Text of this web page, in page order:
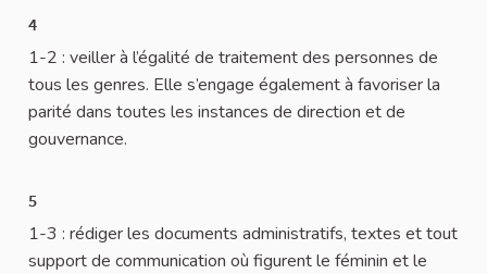
4
1-2 : veiller à l’égalité de traitement des personnes de
tous les genres. Elle s’engage également à favoriser la
parité dans toutes les instances de direction et de
gouvernance.
5
1-3 : rédiger les documents administratifs, textes et tout
support de communication où figurent le féminin et le